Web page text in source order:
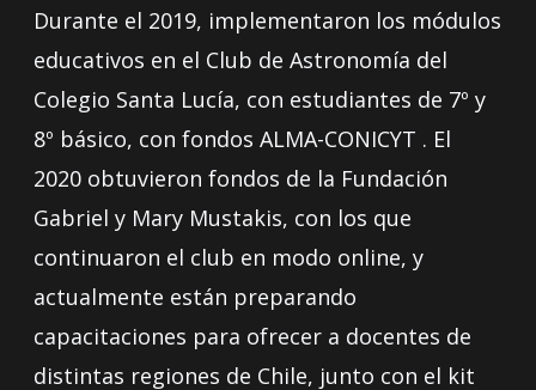
Durante el 2019, implementaron los módulos
educativos en el Club de Astronomía del
Colegio Santa Lucía, con estudiantes de 7º y
8º básico, con fondos ALMA-CONICYT . El
2020 obtuvieron fondos de la Fundación
Gabriel y Mary Mustakis, con los que
continuaron el club en modo online, y
actualmente están preparando
capacitaciones para ofrecer a docentes de
distintas regiones de Chile, junto con el kit